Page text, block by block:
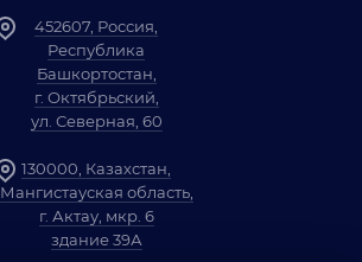
452607, Россия,
Республика
Башкортостан,
г. Октябрьский,
ул. Северная, 60
130000, Казахстан,
Мангистауская область,
г. Актау, мкр. 6
здание 39А